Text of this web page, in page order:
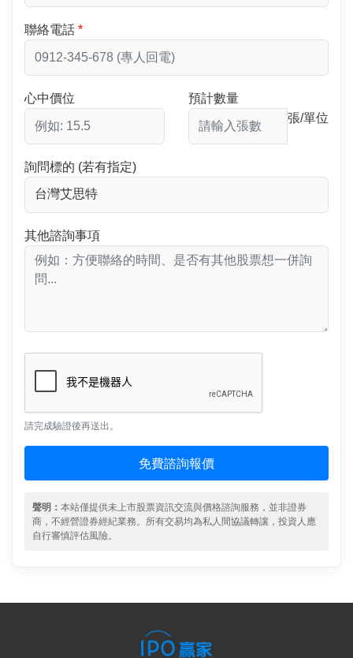
聯絡電話
心中價位
預計數量
張/單位
詢問標的 (若有指定)
其他諮詢事項
請完成驗證後再送出。
免費諮詢報價
聲明： 本站僅提供未上市股票資訊交流與價格諮詢服務，並非證券
商，不經營證券經紀業務。所有交易均為私人間協議轉讓，投資人應
自行審慎評估風險。